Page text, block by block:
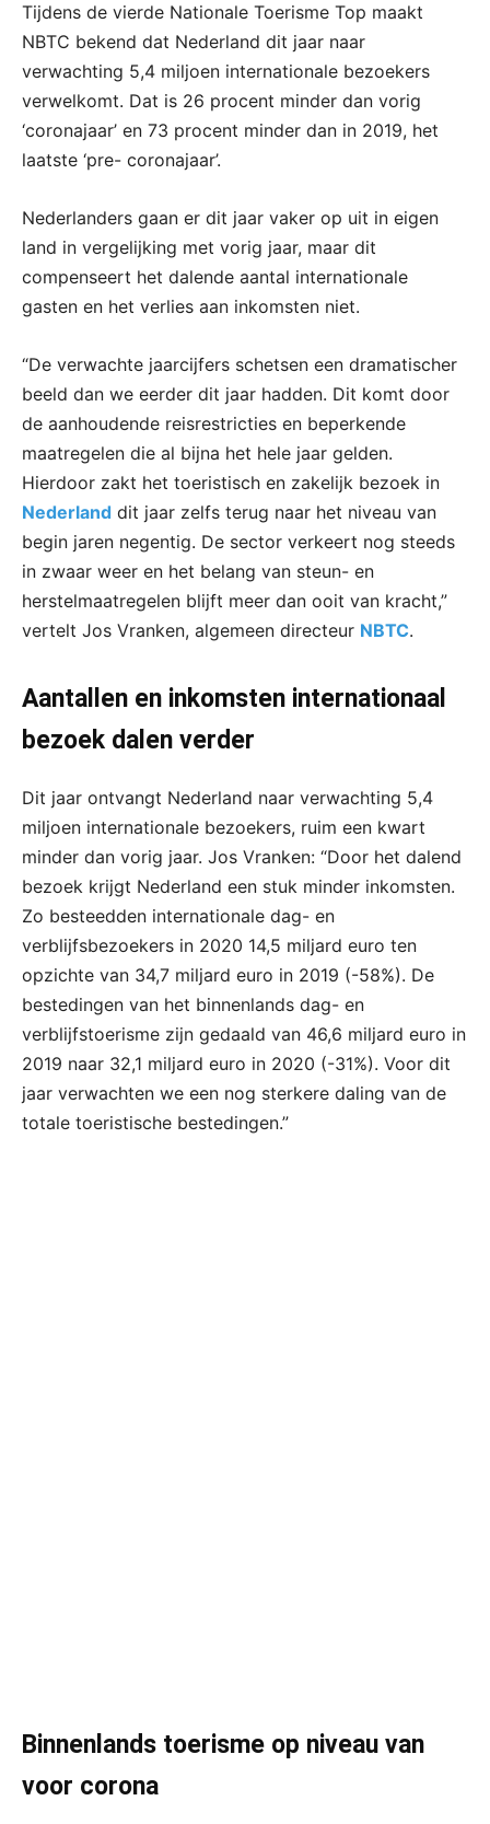
Tijdens de vierde Nationale Toerisme Top maakt
NBTC bekend dat Nederland dit jaar naar
verwachting 5,4 miljoen internationale bezoekers
verwelkomt. Dat is 26 procent minder dan vorig
‘coronajaar’ en 73 procent minder dan in 2019, het
laatste ‘pre- coronajaar’.
Nederlanders gaan er dit jaar vaker op uit in eigen
land in vergelijking met vorig jaar, maar dit
compenseert het dalende aantal internationale
gasten en het verlies aan inkomsten niet.
“De verwachte jaarcijfers schetsen een dramatischer
beeld dan we eerder dit jaar hadden. Dit komt door
de aanhoudende reisrestricties en beperkende
maatregelen die al bijna het hele jaar gelden.
Hierdoor zakt het toeristisch en zakelijk bezoek in
Nederland dit jaar zelfs terug naar het niveau van
begin jaren negentig. De sector verkeert nog steeds
in zwaar weer en het belang van steun- en
herstelmaatregelen blijft meer dan ooit van kracht,”
vertelt Jos Vranken, algemeen directeur NBTC.
Aantallen en inkomsten internationaal
bezoek dalen verder
Dit jaar ontvangt Nederland naar verwachting 5,4
miljoen internationale bezoekers, ruim een kwart
minder dan vorig jaar. Jos Vranken: “Door het dalend
bezoek krijgt Nederland een stuk minder inkomsten.
Zo besteedden internationale dag- en
verblijfsbezoekers in 2020 14,5 miljard euro ten
opzichte van 34,7 miljard euro in 2019 (-58%). De
bestedingen van het binnenlands dag- en
verblijfstoerisme zijn gedaald van 46,6 miljard euro in
2019 naar 32,1 miljard euro in 2020 (-31%). Voor dit
jaar verwachten we een nog sterkere daling van de
totale toeristische bestedingen.”
Binnenlands toerisme op niveau van
voor corona